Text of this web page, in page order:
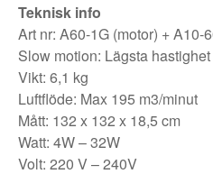
Teknisk info
Art nr: A60-1G (motor) + A10-
Slow motion: Lägsta
Vikt: 6,1 kg
Luftflöde: Max 195 m3/minut
Mått: 132 x 132 x 18,5 cm
Watt: 4W – 32W
Volt: 220 V – 240V